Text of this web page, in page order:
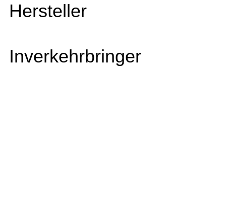
Hersteller
Inverkehrbringer